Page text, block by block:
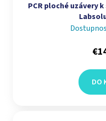
PCR ploché uzávery
DO